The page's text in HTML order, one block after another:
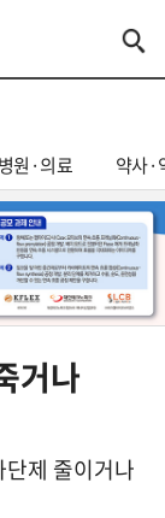
병원·의료 약사·
거나
제 줄이거나